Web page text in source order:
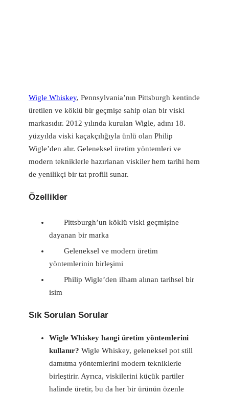
Wigle Whiskey, Pennsylvania’nın Pittsburgh kentinde
üretilen ve köklü bir geçmişe sahip olan bir viski
markasıdır. 2012 yılında kurulan Wigle, adını 18.
yüzyılda viski kaçakçılığıyla ünlü olan Philip
Wigle’den alır. Geleneksel üretim yöntemleri ve
modern tekniklerle hazırlanan viskiler hem tarihi hem
de yenilikçi bir tat profili sunar.
Özellikler
Pittsburgh’un köklü viski geçmişine
dayanan bir marka
Geleneksel ve modern üretim
yöntemlerinin birleşimi
Philip Wigle’den ilham alınan tarihsel bir
isim
Sık Sorulan Sorular
Wigle Whiskey hangi üretim yöntemlerini
kullanır? Wigle Whiskey, geleneksel pot still
damıtma yöntemlerini modern tekniklerle
birleştirir. Ayrıca, viskilerini küçük partiler
halinde üretir, bu da her bir ürünün özenle